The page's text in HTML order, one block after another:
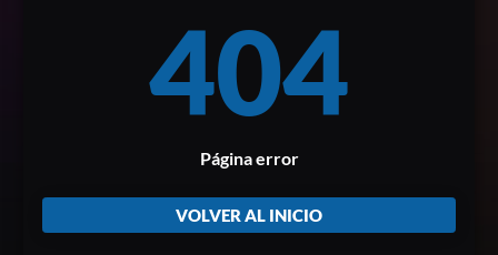
404
Página error
VOLVER AL INICIO